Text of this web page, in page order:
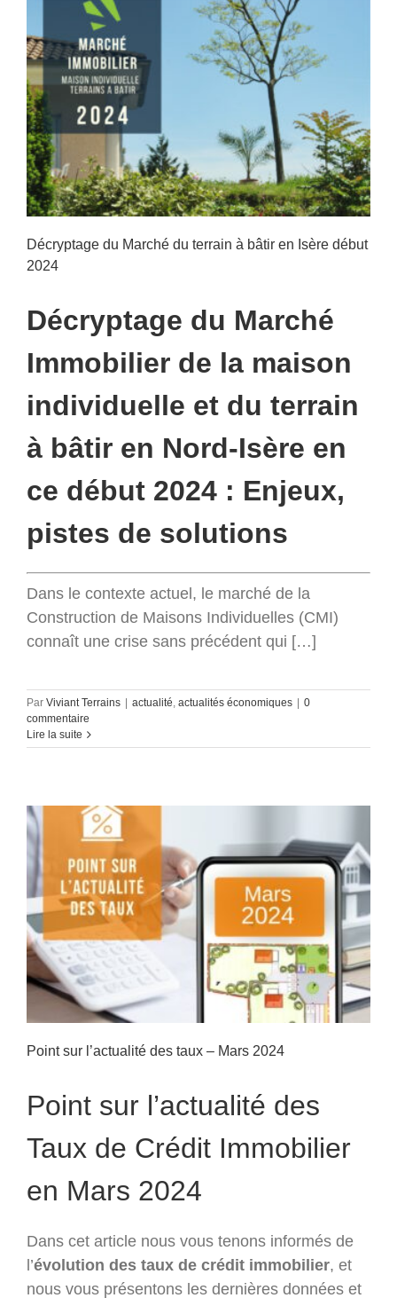
futurs
propriétaires
:
le
PTZ
maisons
individuelles
neuves
!
Décryptage du Marché du terrain à bâtir en Isère début
2024
Décryptage du Marché
Immobilier de la maison
individuelle et du terrain
à bâtir en Nord-Isère en
ce début 2024 : Enjeux,
pistes de solutions
Dans le contexte actuel, le marché de la
Construction de Maisons Individuelles (CMI)
connaît une crise sans précédent qui […]
Par Viviant Terrains actualité, actualités économiques
0
commentaire
Lire la suite
Point sur l’actualité des taux – Mars 2024
Point sur l’actualité des
Taux de Crédit Immobilier
en Mars 2024
Dans cet article nous vous tenons informés de
l’évolution des taux de crédit immobilier, et
nous vous présentons les dernières données et